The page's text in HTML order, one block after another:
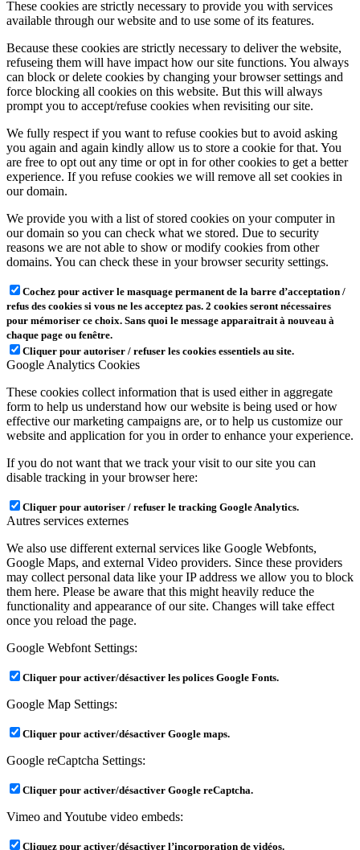
These cookies are strictly necessary to provide you with services
available through our website and to use some of its features.
Because these cookies are strictly necessary to deliver the website,
refuseing them will have impact how our site functions. You always
can block or delete cookies by changing your browser settings and
force blocking all cookies on this website. But this will always
prompt you to accept/refuse cookies when revisiting our site.
We fully respect if you want to refuse cookies but to avoid asking
you again and again kindly allow us to store a cookie for that. You
are free to opt out any time or opt in for other cookies to get a better
experience. If you refuse cookies we will remove all set cookies in
our domain.
We provide you with a list of stored cookies on your computer in
our domain so you can check what we stored. Due to security
reasons we are not able to show or modify cookies from other
domains. You can check these in your browser security settings.
Cochez pour activer le masquage permanent de la barre d’acceptation /
refus des cookies si vous ne les acceptez pas. 2 cookies seront nécessaires
pour mémoriser ce choix. Sans quoi le message apparaitrait à nouveau à
chaque page ou fenêtre.
Cliquer pour autoriser / refuser les cookies essentiels au site.
Google Analytics Cookies
These cookies collect information that is used either in aggregate
form to help us understand how our website is being used or how
effective our marketing campaigns are, or to help us customize our
website and application for you in order to enhance your experience.
If you do not want that we track your visit to our site you can
disable tracking in your browser here:
Cliquer pour autoriser / refuser le tracking Google Analytics.
Autres services externes
We also use different external services like Google Webfonts,
Google Maps, and external Video providers. Since these providers
may collect personal data like your IP address we allow you to block
them here. Please be aware that this might heavily reduce the
functionality and appearance of our site. Changes will take effect
once you reload the page.
Google Webfont Settings:
Cliquer pour activer/désactiver les polices Google Fonts.
Google Map Settings:
Cliquer pour activer/désactiver Google maps.
Google reCaptcha Settings:
Cliquer pour activer/désactiver Google reCaptcha.
Vimeo and Youtube video embeds:
Cliquez pour activer/désactiver l’incorporation de vidéos.